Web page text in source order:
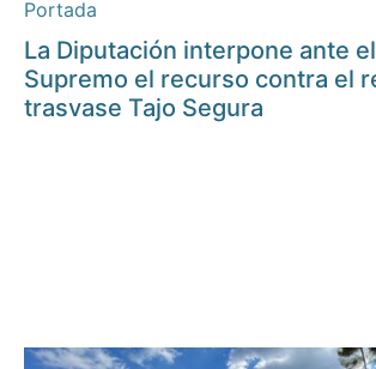
Portada
La Diputación interpone ante
Supremo el recurso contra el
trasvase Tajo Segura